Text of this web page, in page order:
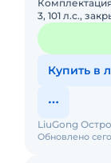
3, 101 л.с.,
передние
полностью
Купить в
Обновлено
LiuGong